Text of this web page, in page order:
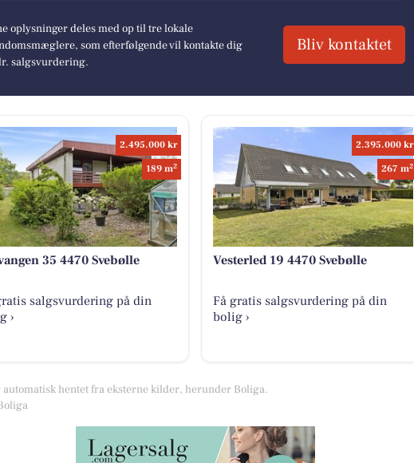
oplysninger deles med op til tre lokale
som efterfølgende vil kontakte dig
salgsvurdering.
Bliv kontaktet
2.495.000 kr
189 m2
35 4470 Svebølle
salgsvurdering på din
›
2.395.000 kr
267 m2
Vesterled 19 4470 Svebølle
Få gratis salgsvurdering på din
bolig ›
automatisk hentet fra eksterne kilder, herunder Boliga.